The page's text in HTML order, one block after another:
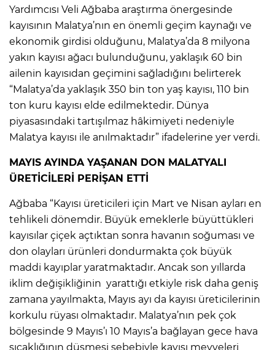
Yardımcısı Veli Ağbaba araştırma önergesinde
kayısının Malatya’nın en önemli geçim kaynağı ve
ekonomik girdisi olduğunu, Malatya’da 8 milyona
yakın kayısı ağacı bulunduğunu, yaklaşık 60 bin
ailenin kayısıdan geçimini sağladığını belirterek
“Malatya’da yaklaşık 350 bin ton yaş kayısı, 110 bin
ton kuru kayısı elde edilmektedir. Dünya
piyasasındaki tartışılmaz hâkimiyeti nedeniyle
Malatya kayısı ile anılmaktadır” ifadelerine yer verdi.
MAYIS AYINDA YAŞANAN DON MALATYALI
ÜRETİCİLERİ PERİŞAN ETTİ
Ağbaba “Kayısı üreticileri için Mart ve Nisan ayları en
tehlikeli dönemdir. Büyük emeklerle büyüttükleri
kayısılar çiçek açtıktan sonra havanın soğuması ve
don olayları ürünleri dondurmakta çok büyük
maddi kayıplar yaratmaktadır. Ancak son yıllarda
iklim değişikliğinin yarattığı etkiyle risk daha geniş
zamana yayılmakta, Mayıs ayı da kayısı üreticilerinin
korkulu rüyası olmaktadır. Malatya’nın pek çok
bölgesinde 9 Mayıs’ı 10 Mayıs’a bağlayan gece hava
sıcaklığının düşmesi sebebiyle kayısı meyveleri